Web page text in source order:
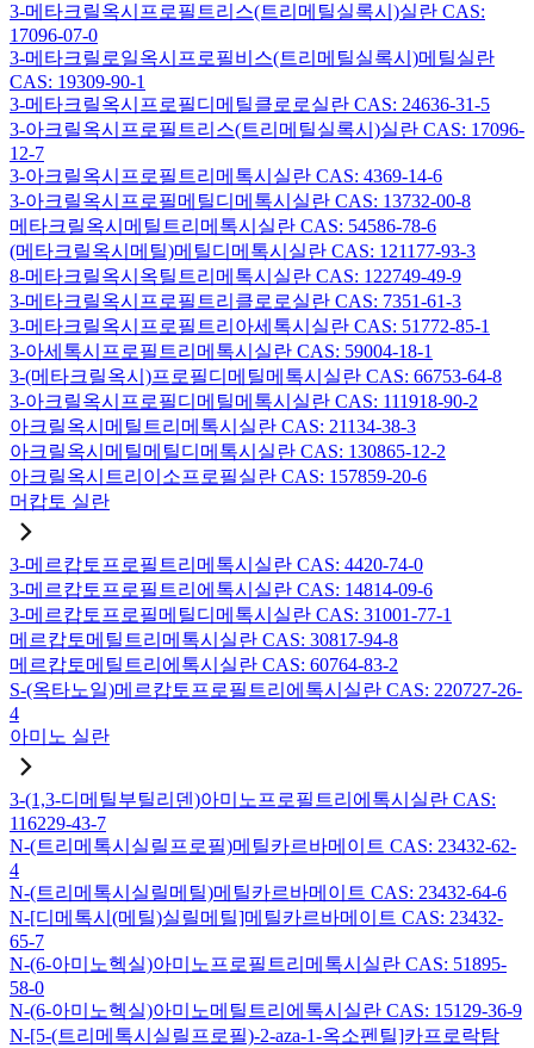
3-메타크릴옥시프로필트리스(트리메틸실록시)실란 CAS:
17096-07-0
3-메타크릴로일옥시프로필비스(트리메틸실록시)메틸실란
CAS: 19309-90-1
3-메타크릴옥시프로필디메틸클로로실란 CAS: 24636-31-5
3-아크릴옥시프로필트리스(트리메틸실록시)실란 CAS: 17096-
12-7
3-아크릴옥시프로필트리메톡시실란 CAS: 4369-14-6
3-아크릴옥시프로필메틸디메톡시실란 CAS: 13732-00-8
메타크릴옥시메틸트리메톡시실란 CAS: 54586-78-6
(메타크릴옥시메틸)메틸디메톡시실란 CAS: 121177-93-3
8-메타크릴옥시옥틸트리메톡시실란 CAS: 122749-49-9
3-메타크릴옥시프로필트리클로로실란 CAS: 7351-61-3
3-메타크릴옥시프로필트리아세톡시실란 CAS: 51772-85-1
3-아세톡시프로필트리메톡시실란 CAS: 59004-18-1
3-(메타크릴옥시)프로필디메틸메톡시실란 CAS: 66753-64-8
3-아크릴옥시프로필디메틸메톡시실란 CAS: 111918-90-2
아크릴옥시메틸트리메톡시실란 CAS: 21134-38-3
아크릴옥시메틸메틸디메톡시실란 CAS: 130865-12-2
아크릴옥시트리이소프로필실란 CAS: 157859-20-6
머캅토 실란
3-메르캅토프로필트리메톡시실란 CAS: 4420-74-0
3-메르캅토프로필트리에톡시실란 CAS: 14814-09-6
3-메르캅토프로필메틸디메톡시실란 CAS: 31001-77-1
메르캅토메틸트리메톡시실란 CAS: 30817-94-8
메르캅토메틸트리에톡시실란 CAS: 60764-83-2
S-(옥타노일)메르캅토프로필트리에톡시실란 CAS: 220727-26-
4
아미노 실란
3-(1,3-디메틸부틸리덴)아미노프로필트리에톡시실란 CAS:
116229-43-7
N-(트리메톡시실릴프로필)메틸카르바메이트 CAS: 23432-62-
4
N-(트리메톡시실릴메틸)메틸카르바메이트 CAS: 23432-64-6
N-[디메톡시(메틸)실릴메틸]메틸카르바메이트 CAS: 23432-
65-7
N-(6-아미노헥실)아미노프로필트리메톡시실란 CAS: 51895-
58-0
N-(6-아미노헥실)아미노메틸트리에톡시실란 CAS: 15129-36-9
N-[5-(트리메톡시실릴프로필)-2-aza-1-옥소펜틸]카프로락탐